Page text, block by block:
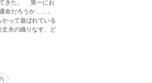
てきた。 第一にお